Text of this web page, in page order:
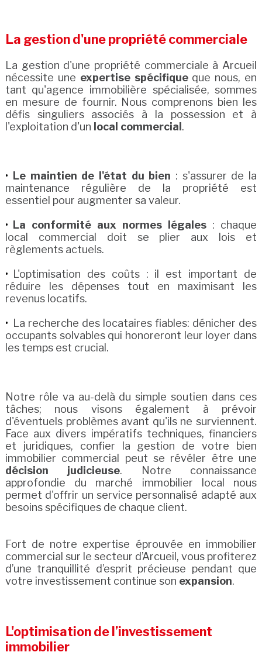
La gestion d'une propriété commerciale
La gestion d'une propriété commerciale à Arcueil
nécessite une expertise spécifiqueque nous, en
tant qu'agence immobilière spécialisée, sommes
en mesure de fournir. Nous comprenons bien les
défis singuliers associés à la possession et à
l'exploitation d'un local commercial .
Le maintien de l'état du bien : s'assurer de la
maintenance régulière de la propriété est
essentiel pour augmenter sa valeur.
La conformité aux normes légales : chaque
local commercial doit se plier aux lois et
règlements actuels.
L'optimisation des coûts : il est important de
réduire les dépenses tout en maximisant les
revenus locatifs.
La recherche des locataires fiables: dénicher des
occupants solvables qui honoreront leur loyer dans
les temps est crucial.
Notre rôle va au-delà du simple soutien dans ces
tâches; nous visons également à prévoir
d'éventuels problèmes avant qu'ils ne surviennent.
Face aux divers impératifs techniques, financiers
et juridiques, confier la gestion de votre bien
immobilier commercial peut se révéler être une
décision judicieuse. Notre connaissance
approfondie du marché immobilier local nous
permet d'offrir un service personnalisé adapté aux
besoins spécifiques de chaque client.
Fort de notre expertise éprouvée en immobilier
commercial sur le secteur d’Arcueil, vous profiterez
d’une tranquillité d’esprit précieuse pendant que
votre investissement continue son expansion.
L'optimisation de l’investissement
immobilier